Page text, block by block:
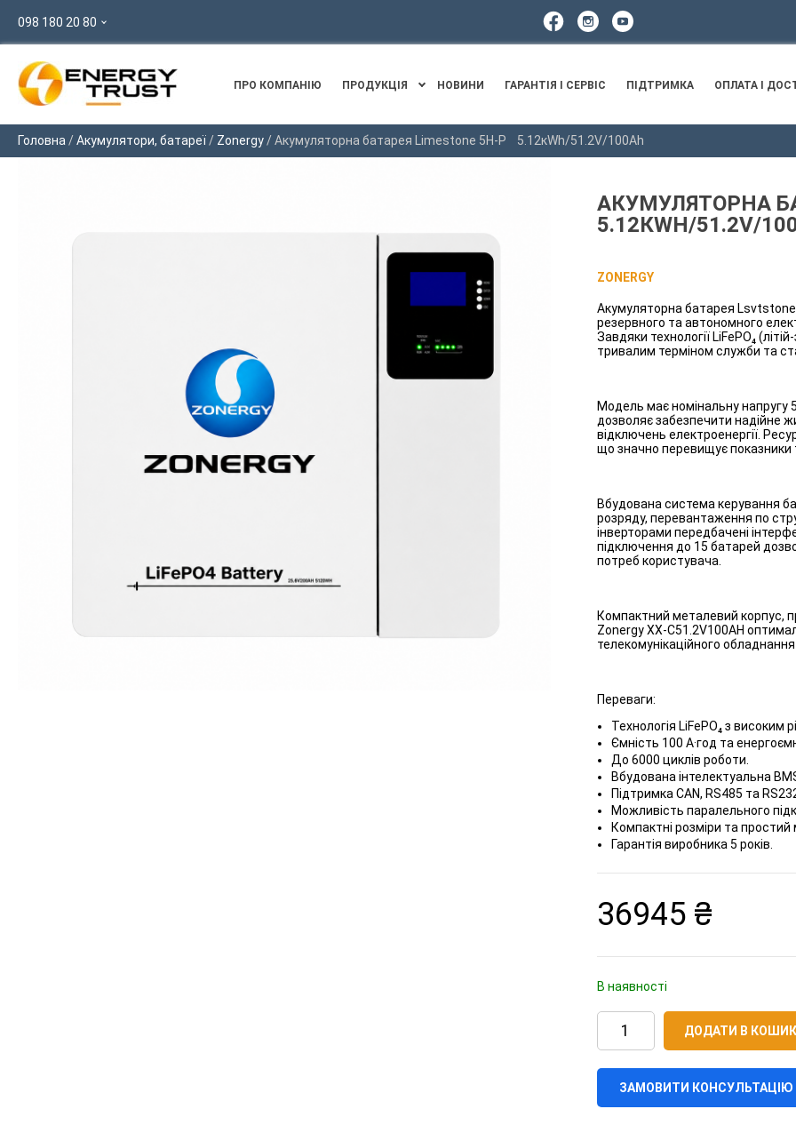
098 180 20 80
ПРО КОМПАНІЮ ПРОДУКЦІЯ НОВИНИ ГАРАНТІЯ І СЕРВІС ПІДТРИМКА ОПЛАТА І
Головна /Акумулятори, батареї / Zonergy / Акумуляторна батарея Limestone 5H-P 5.12кWh/51.2V/100Ah
АКУМУЛЯТОРНА
5.12КWH/51.2V/
ZONERGY
Акумуляторна батарея
резервного та автономного
Завдяки технології LiFePO₄
тривалим терміном служби та
Модель має номінальну напругу
дозволяє забезпечити надійне
відключень електроенергії.
що значно перевищує показники
Вбудована система керування
розряду, перевантаження по
інверторами передбачені
підключення до 15 батарей
потреб користувача.
Компактний металевий корпус,
Zonergy XX-C51.2V100AH
телекомунікаційного
Переваги:
Технологія LiFePO₄ з високим
Ємність 100 А·год та
До 6000 циклів роботи.
Вбудована інтелектуальна
Підтримка CAN, RS485 та
Можливість паралельного
Компактні розміри та
Гарантія виробника 5 років.
36945 ₴
В наявності
Акумуляторна
батарея
5H-
P
5.12кWh/51.2V/100Ah
кількість
ДОДАТИ В КОШИК
ЗАМОВИТИ КОНСУЛЬТАЦІЮ